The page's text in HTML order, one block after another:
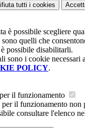
tutti i cookies
è possibile scegliere
quelli che
possibile disabilitarli.
sono i cookie necessari
POLICY.
il funzionamento
il funzionamento non
consultare l'elenco